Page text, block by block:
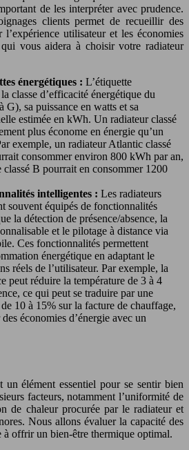
de les interpréter avec prudence.
clients permet de recueillir des
l’expérience utilisateur et les économies
qui vous aidera à choisir votre radiateur
énergétiques : L’étiquette
classe d’efficacité énergétique du
G), sa puissance en watts et sa
estimée en kWh. Un radiateur classé
plus économe en énergie qu’un
exemple, un radiateur Atlantic classé
consommer environ 800 kWh par an,
classé B pourrait en consommer 1200
intelligentes : Les radiateurs
souvent équipés de fonctionnalités
la détection de présence/absence, la
et le pilotage à distance via
Ces fonctionnalités permettent
énergétique en adaptant le
réels de l’utilisateur. Par exemple, la
peut réduire la température de 3 à 4
ce qui peut se traduire par une
10 à 15% sur la facture de chauffage,
économies d’énergie avec un
un élément essentiel pour se sentir bien
facteurs, notamment l’uniformité de
de chaleur procurée par le radiateur et
Nous allons évaluer la capacité des
à offrir un bien-être thermique optimal.